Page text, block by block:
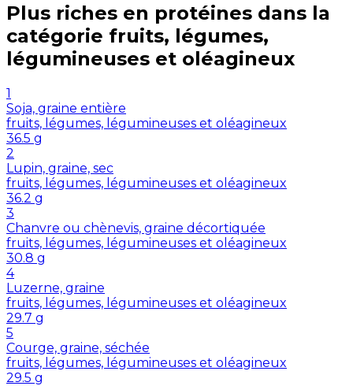
Plus riches en protéines dans la
catégorie fruits, légumes,
légumineuses et oléagineux
1
Soja, graine entière
fruits, légumes, légumineuses et oléagineux
36.5 g
2
Lupin, graine, sec
fruits, légumes, légumineuses et oléagineux
36.2 g
3
Chanvre ou chènevis, graine décortiquée
fruits, légumes, légumineuses et oléagineux
30.8 g
4
Luzerne, graine
fruits, légumes, légumineuses et oléagineux
29.7 g
5
Courge, graine, séchée
fruits, légumes, légumineuses et oléagineux
29.5 g